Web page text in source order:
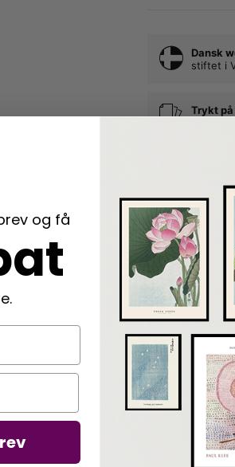
Dansk
stiftet i
Trykt
der
vi
der
Beskrivelse
Nyhavn plakat
lavet i
Detaljer
og få